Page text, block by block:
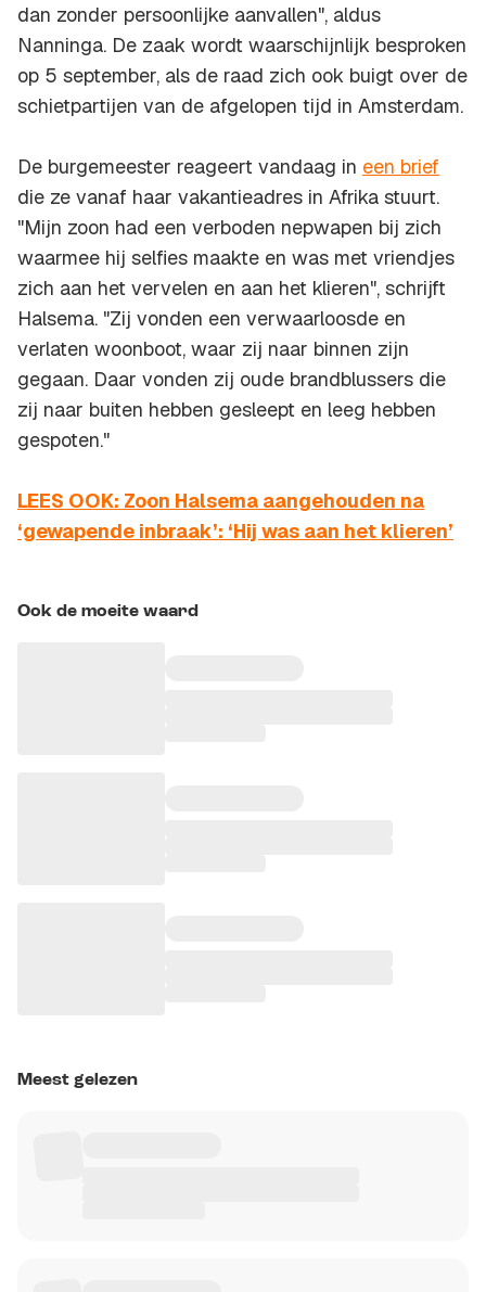
dan zonder persoonlijke aanvallen", aldus
Nanninga. De zaak wordt waarschijnlijk besproken
op 5 september, als de raad zich ook buigt over de
schietpartijen van de afgelopen tijd in Amsterdam.
De burgemeester reageert vandaag in een brief
die ze vanaf haar vakantieadres in Afrika stuurt.
"Mijn zoon had een verboden nepwapen bij zich
waarmee hij selfies maakte en was met vriendjes
zich aan het vervelen en aan het klieren", schrijft
Halsema. "Zij vonden een verwaarloosde en
verlaten woonboot, waar zij naar binnen zijn
gegaan. Daar vonden zij oude brandblussers die
zij naar buiten hebben gesleept en leeg hebben
gespoten."
LEES OOK: Zoon Halsema aangehouden na
‘gewapende inbraak’: ‘Hij was aan het klieren’
Ook de moeite waard
Meest gelezen